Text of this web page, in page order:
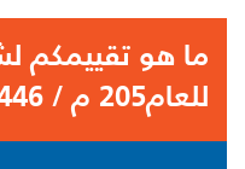
ما هو تقييمكم
للعام205 م / 1446 هـ ؟